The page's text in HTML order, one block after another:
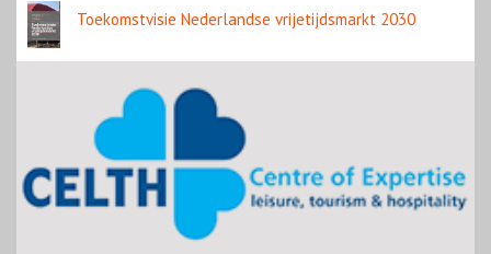
Toekomstvisie Nederlandse vrijetijdsmarkt 2030